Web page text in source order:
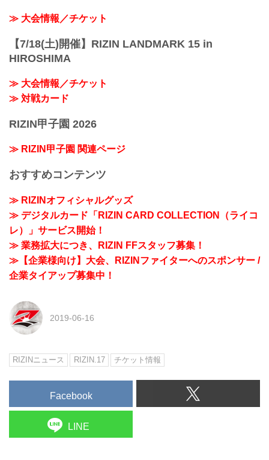
≫ 大会情報／チケット
【7/18(土)開催】RIZIN LANDMARK 15 in
HIROSHIMA
≫ 大会情報／チケット
≫ 対戦カード
RIZIN甲子園 2026
≫ RIZIN甲子園 関連ページ
おすすめコンテンツ
≫ RIZINオフィシャルグッズ
≫ デジタルカード「RIZIN CARD COLLECTION（ライコ
レ）」サービス開始！
≫ 業務拡大につき、RIZIN FFスタッフ募集！
≫【企業様向け】大会、RIZINファイターへのスポンサー /
企業タイアップ募集中！
2019-06-16
RIZINニュース RIZIN.17 チケット情報
Facebook
LINE